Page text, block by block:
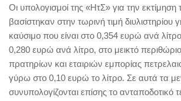
Οι υπολογισμοί της «ΗτΣ» για την εκτίμηση
βασίστηκαν στην τωρινή τιμή διυλιστηρίου
καύσιμο που είναι στο 0,354 ευρώ ανά
0,280 ευρώ ανά λίτρο, στο μεικτό
πρατηρίων και εταιριών εμπορίας
γύρω στο 0,10 ευρώ το λίτρο. Σε αυτά τα
συνυπολογίζονται επίσης το ανταποδοτικό